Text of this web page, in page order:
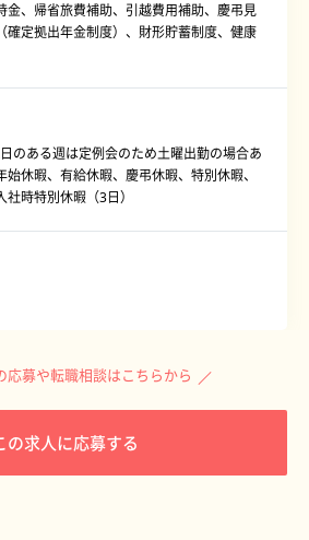
金、帰省旅費補助、引越費用補助、慶弔見
確定拠出年金制度）、財形貯蓄制度、健康
のある週は定例会のため土曜出勤の場合あ
休暇、有給休暇、慶弔休暇、特別休暇、
時特別休暇（3日）
応募や転職相談はこちらから
の求人に応募する